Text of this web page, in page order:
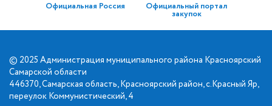
Официальная Россия Официальный портал
закупок
© 2025 Администрация муниципального района Красноярский
Самарской области
446370, Самарская область, Красноярский район, с.Красный Яр,
переулок Коммунистический, 4